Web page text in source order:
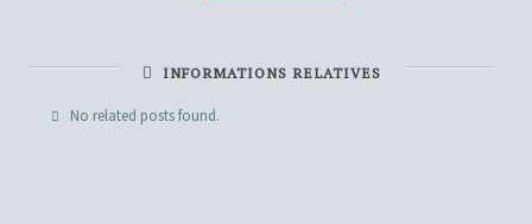
INFORMATIONS RELATIVES
No related posts found.